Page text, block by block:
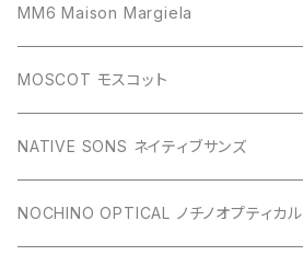
MM6 Maison Margiela
MOSCOT モスコット
NATIVE SONS ネイティブサンズ
NOCHINO OPTICAL ノチノオプティカル